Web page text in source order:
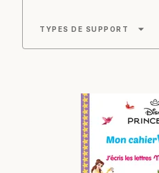
TYPES DE SUPPORT arrow_drop_down